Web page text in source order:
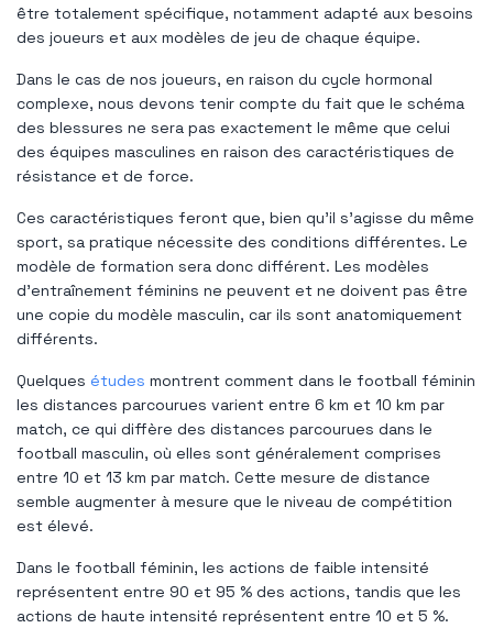
être totalement spécifique, notamment adapté aux besoins
des joueurs et aux modèles de jeu de chaque équipe.
Dans le cas de nos joueurs, en raison du cycle hormonal
complexe, nous devons tenir compte du fait que le schéma
des blessures ne sera pas exactement le même que celui
des équipes masculines en raison des caractéristiques de
résistance et de force.
Ces caractéristiques feront que, bien qu'il s'agisse du même
sport, sa pratique nécessite des conditions différentes. Le
modèle de formation sera donc différent. Les modèles
d'entraînement féminins ne peuvent et ne doivent pas être
une copie du modèle masculin, car ils sont anatomiquement
différents.
Quelques études montrent comment dans le football féminin
les distances parcourues varient entre 6 km et 10 km par
match, ce qui diffère des distances parcourues dans le
football masculin, où elles sont généralement comprises
entre 10 et 13 km par match. Cette mesure de distance
semble augmenter à mesure que le niveau de compétition
est élevé.
Dans le football féminin, les actions de faible intensité
représentent entre 90 et 95 % des actions, tandis que les
actions de haute intensité représentent entre 10 et 5 %.